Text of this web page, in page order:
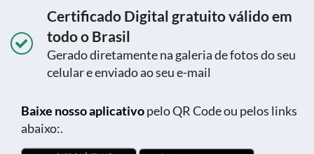
Certificado Digital gratuito válido em
todo o Brasil
Gerado diretamente na galeria de fotos do seu
celular e enviado ao seu e-mail
Baixe nosso aplicativopelo QR Code ou pelos links
abaixo:.